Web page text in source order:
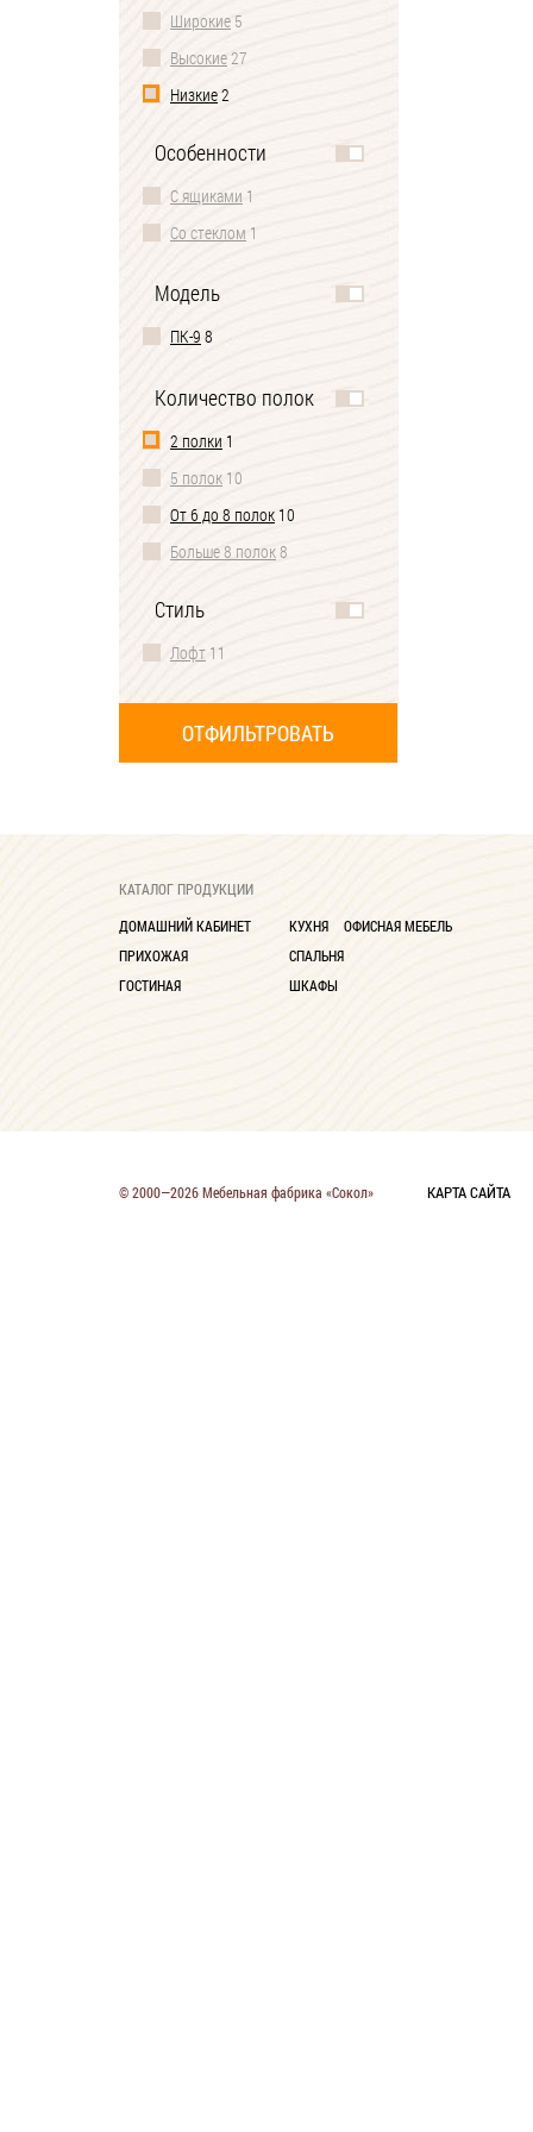
Широкие 5
Высокие27
Низкие2
Особенности
С ящиками 1
Со стеклом 1
Модель
ПК-9 8
Количество полок
2 полки 1
5 полок 10
От 6 до 8 полок 10
Больше 8 полок8
Стиль
Лофт 11
КАТАЛОГ ПРОДУКЦИИ
ДОМАШНИЙ КАБИНЕТ
ПРИХОЖАЯ
ГОСТИНАЯ
КУХНЯ
СПАЛЬНЯ
ШКАФЫ
ОФИСНАЯ МЕБЕЛЬ
© 2000—2026 Мебельная фабрика «Сокол» КАРТА САЙТА